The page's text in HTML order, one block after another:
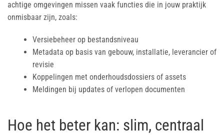
achtige omgevingen missen vaak functies die in jouw praktijk
onmisbaar zijn, zoals:
Versiebeheer op bestandsniveau
Metadata op basis van gebouw, installatie, leverancier of
revisie
Koppelingen met onderhoudsdossiers of assets
Meldingen bij updates of verlopen documenten
Hoe het beter kan: slim, centraal